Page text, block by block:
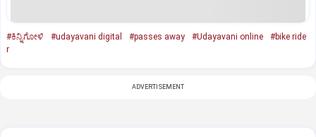
#ಕಿನ್ನಿಗೋಳಿ #udayavani digital #passes away #Udayavani online
#bike ride
r
ADVERTISEMENT